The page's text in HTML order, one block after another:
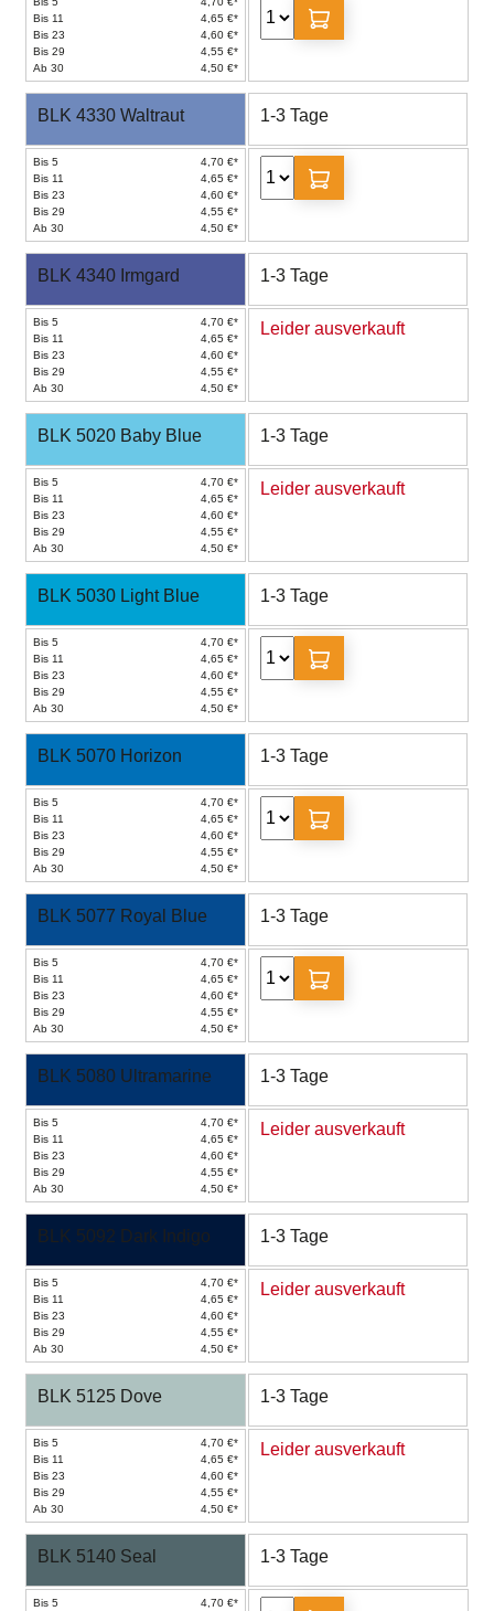
Bis 11
4,65 €*
Bis 23
4,60 €*
Bis 29
4,55 €*
Ab 30
4,50 €*
BLK 4330 Waltraut 1-3 Tage
Bis 5
4,70 €*
Bis 11
4,65 €*
Bis 23
4,60 €*
Bis 29
4,55 €*
Ab 30
4,50 €*
BLK 4340 Irmgard 1-3 Tage
Bis 5
4,70 €*
Bis 11
4,65 €*
Bis 23
4,60 €*
Bis 29
4,55 €*
Ab 30
4,50 €*
Leider ausverkauft
BLK 5020 Baby Blue 1-3 Tage
Bis 5
4,70 €*
Bis 11
4,65 €*
Bis 23
4,60 €*
Bis 29
4,55 €*
Ab 30
4,50 €*
Leider ausverkauft
BLK 5030 Light Blue 1-3 Tage
Bis 5
4,70 €*
Bis 11
4,65 €*
Bis 23
4,60 €*
Bis 29
4,55 €*
Ab 30
4,50 €*
BLK 5070 Horizon 1-3 Tage
Bis 5
4,70 €*
Bis 11
4,65 €*
Bis 23
4,60 €*
Bis 29
4,55 €*
Ab 30
4,50 €*
BLK 5077 Royal Blue 1-3 Tage
Bis 5
4,70 €*
Bis 11
4,65 €*
Bis 23
4,60 €*
Bis 29
4,55 €*
Ab 30
4,50 €*
BLK 5080 Ultramarine 1-3 Tage
Bis 5
4,70 €*
Bis 11
4,65 €*
Bis 23
4,60 €*
Bis 29
4,55 €*
Ab 30
4,50 €*
Leider ausverkauft
BLK 5092 Dark Indigo 1-3 Tage
Bis 5
4,70 €*
Bis 11
4,65 €*
Bis 23
4,60 €*
Bis 29
4,55 €*
Ab 30
4,50 €*
Leider ausverkauft
BLK 5125 Dove 1-3 Tage
Bis 5
4,70 €*
Bis 11
4,65 €*
Bis 23
4,60 €*
Bis 29
4,55 €*
Ab 30
4,50 €*
Leider ausverkauft
BLK 5140 Seal 1-3 Tage
Bis 5
4,70 €*